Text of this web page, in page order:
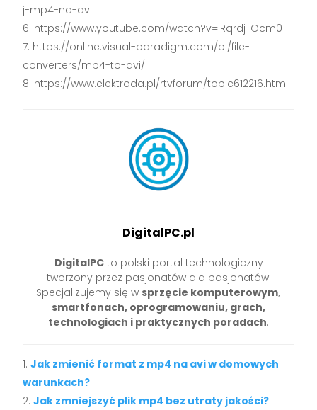
j-mp4-na-avi
https://www.youtube.com/watch?v=IRqrdjTOcm0
https://online.visual-paradigm.com/pl/file-
converters/mp4-to-avi/
https://www.elektroda.pl/rtvforum/topic612216.html
DigitalPC.pl
DigitalPCto polski portal technologiczny
tworzony przez pasjonatów dla pasjonatów.
Specjalizujemy się w sprzęcie komputerowym,
smartfonach, oprogramowaniu, grach,
technologiach i praktycznych poradach.
Jak zmienić format z mp4 na avi w domowych
warunkach?
Jak zmniejszyć plik mp4 bez utraty jakości?